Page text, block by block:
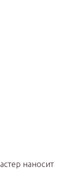
наносит